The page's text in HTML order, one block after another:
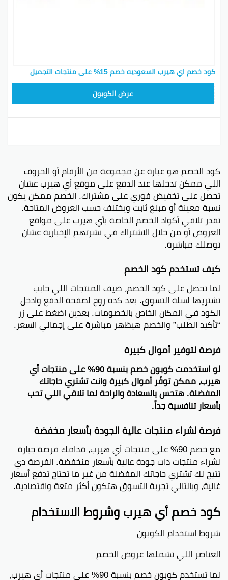
كود خصم اي هيرب السعوديه خصم 15% على منتجات التجميل
عرض الكوبون
كود الخصم هو عبارة عن مجموعة من الأرقام أو الحروف
اللي ممكن تدخلها عند الدفع على موقع أي هيرب عشان
تحصل على تخفيض فوري على مشتراك. الخصم ممكن يكون
نسبة معينة أو مبلغ ثابت ويختلف حسب العروض المتاحة.
تقدر تلاقي أكواد الخصم الخاصة بأي هيرب على مواقع
العروض أو من خلال الاشتراك في نشرتهم الإخبارية عشان
توصلك مباشرة.
كيف تستخدم كود الخصم
لما تحصل على كود الخصم، ضيف المنتجات اللي حابب
تشتريها لسلة التسوق. بعد كده روح لصفحة الدفع وادخل
الكود في المكان الخاص بالخصومات. بعدين اضغط على زر
“تأكيد الطلب” والخصم هيظهر مباشرة على إجمالي السعر.
فرصة لتوفير أموال كبيرة
لو استخدمت كوبون خصم بنسبة 90% على منتجات أي
هيرب، ممكن توفّر أموال كبيرة وانت تشتري حاجاتك
المفضلة. هتحس بالسعادة والراحة لما تلاقي اللي تحب
بأسعار تنافسية جداً.
فرصة لشراء منتجات عالية الجودة بأسعار مخفضة
مع خصم 90% على منتجات أي هيرب، قدامك فرصة جبارة
لشراء منتجات ذات جودة عالية بأسعار منخفضة. الفرصة دي
تتيح لك تشتري حاجاتك المفضلة من غير ما تحتاج تدفع أسعار
غالية، وبالتالي تجربة التسوق هتكون أكثر متعة واقتصادية.
كود خصم أي هيرب وشروط الاستخدام
شروط استخدام الكوبون
العناصر اللي تشملها عروض الخصم
لما تستخدم كوبون خصم بنسبة 90% على منتجات أي هيرب،